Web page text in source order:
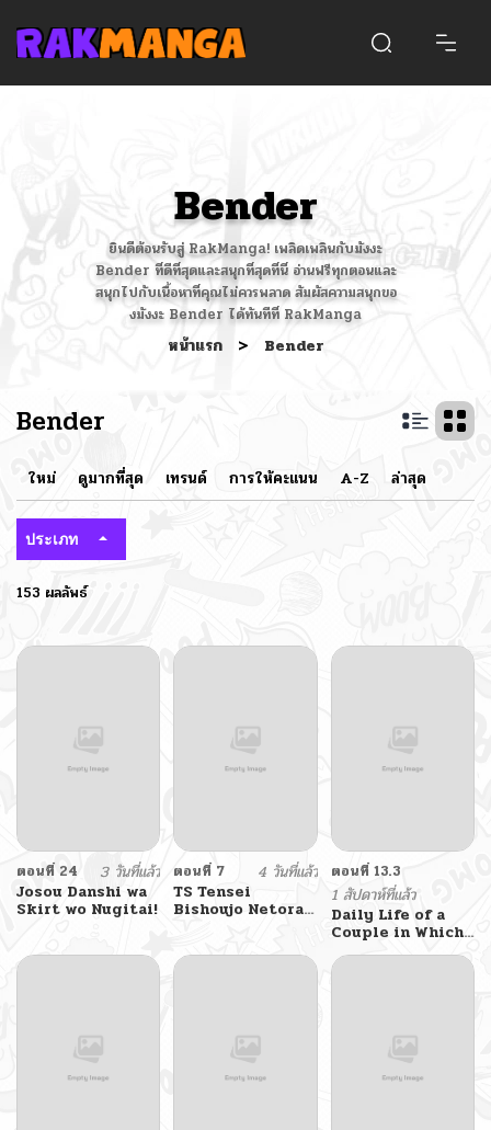
Bender
ยินดีต้อนรับสู่ RakManga! เพลิดเพลินกับมังงะ
Bender ที่ดีที่สุดและสนุกที่สุดที่นี่ อ่านฟรีทุกตอนและ
สนุกไปกับเนื้อหาที่คุณไม่ควรพลาด สัมผัสความสนุกขอ
งมังงะ Bender ได้ทันทีที่ RakManga
หน้าแรก > Bender
Bender
ใหม่ ดูมากที่สุด เทรนด์ การให้คะแนน A-Z ล่าสุด
ประเภท
153 ผลลัพธ์
ตอนที่ 24
3 วันที่แล้ว
Josou Danshi wa
Skirt wo Nugitai!
ตอนที่ 7
4 วันที่แล้ว
TS Tensei
Bishoujo Netora
ตอนที่ 13.3
1 สัปดาห์ที่แล้ว
Daily Life of a
Couple in Which
the Boyfriend
Became a Girl